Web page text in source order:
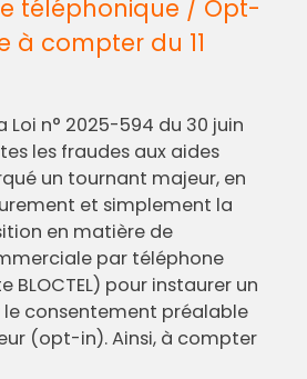
téléphonique / Opt-
à compter du 11
Loi n° 2025-594 du 30 juin
les fraudes aux aides
un tournant majeur, en
et simplement la
en matière de
par téléphone
BLOCTEL) pour instaurer un
le consentement préalable
(opt-in). Ainsi, à compter